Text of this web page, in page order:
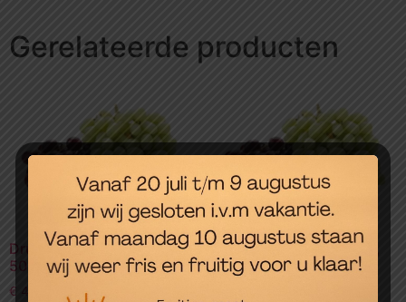
Gerelateerde producten
Druiven wit zonder pit, per
500 gram
€
Druiven rood zonder pit,
per 500gram